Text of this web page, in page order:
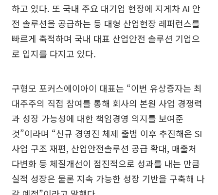
하고 있다. 또 국내 주요 대기업 현장에 지게차 AI 안
전 솔루션을 공급하는 등 대형 산업현장 레퍼런스를
빠르게 축적하며 국내 대표 산업안전 솔루션 기업으
로 입지를 다지고 있다.
구형모 포커스에이아이 대표는 “이번 유상증자는 최
대주주의 직접 참여를 통해 회사의 본원 사업 경쟁력
과 성장 가능성에 대한 책임경영 의지를 보여준
것”이라며 “신규 경영진 체제 출범 이후 추진해온 SI
사업 구조 재편, 산업안전솔루션 공급 확대, 매출처
다변화 등 체질개선이 점진적으로 성과를 내는 만큼
실적 성장은 물론 지속 가능한 성장 기반을 구축해 나